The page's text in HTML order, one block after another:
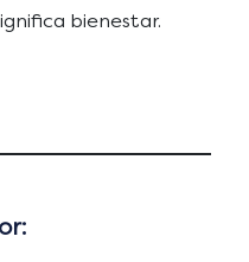
bienestar.